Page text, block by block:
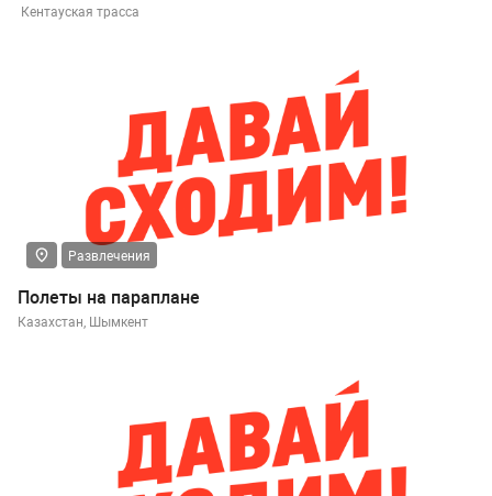
Кентауская трасса
Развлечения
Полеты на параплане
Казахстан, Шымкент